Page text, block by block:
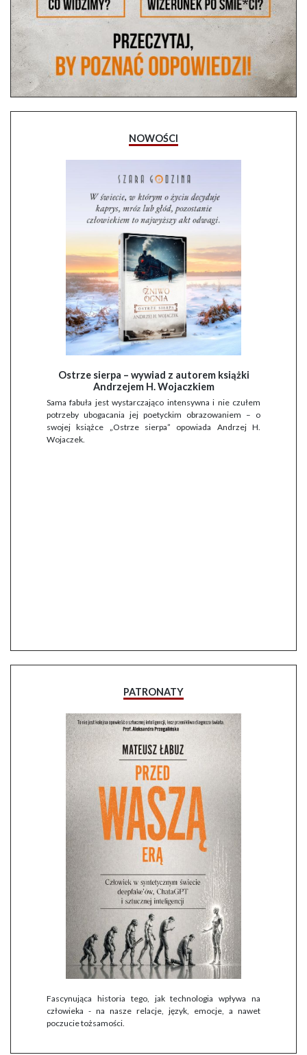
NOWOŚCI
Ostrze sierpa – wywiad z autorem książki
Andrzejem H. Wojaczkiem
Sama fabuła jest wystarczająco intensywna i nie czułem
potrzeby ubogacania jej poetyckim obrazowaniem – o
swojej książce „Ostrze sierpa” opowiada Andrzej H.
Wojaczek.
PATRONATY
Fascynująca historia tego, jak technologia wpływa na
człowieka - na nasze relacje, język, emocje, a nawet
poczucie tożsamości.